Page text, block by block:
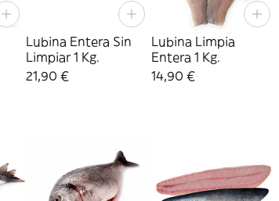
Lubina Entera Sin
Limpiar 1 Kg.
21,90 €
Lubina Limpia
Entera 1 Kg.
14,90 €